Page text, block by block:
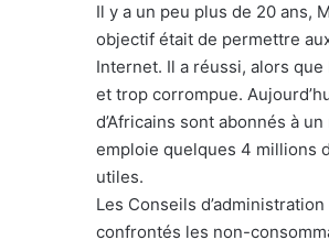
Il y a un peu plus de 20 ans,
objectif était de permettre
Internet. Il a réussi, alors
et trop corrompue.
d’Africains sont abonnés à
emploie quelques 4 millions
utiles.
Les Conseils
confrontés les non-